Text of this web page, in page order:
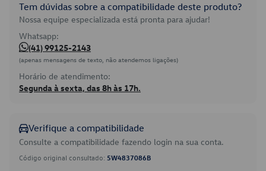
Tem dúvidas sobre a compatibilidade deste produto?
Nossa equipe especializada está pronta para ajudar!
Whatsapp:
(41) 99125-2143
(apenas mensagens de texto, não atendemos ligações)
Horário de atendimento:
Segunda à sexta, das 8h às 17h.
Verifique a compatibilidade
Consulte a compatibilidade fazendo login na sua conta.
Código original consultado: 5W4837086B